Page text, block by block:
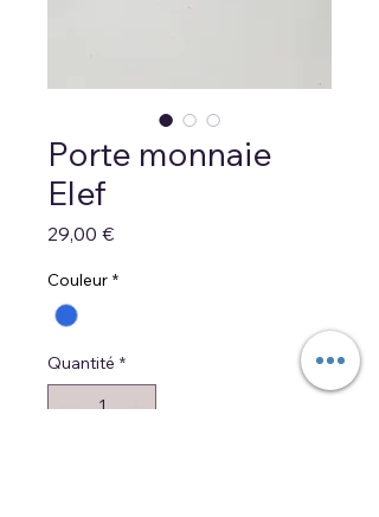
Porte monnaie
Elef
29,00 €Prix
Couleur *
Quantité *